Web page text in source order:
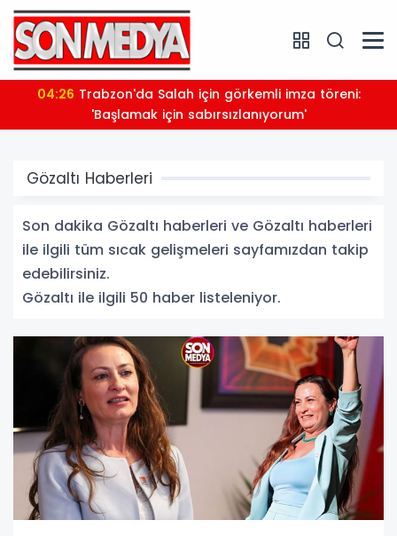
03:3914 aydır tutukluydu: Avcılar Belediye Başkanı
Utku Caner Çaykaya'ya tahliye
Gözaltı Haberleri
Son dakika Gözaltı haberleri ve Gözaltı haberleri
ile ilgili tüm sıcak gelişmeleri sayfamızdan takip
edebilirsiniz.
Gözaltı ile ilgili 50 haber listeleniyor.